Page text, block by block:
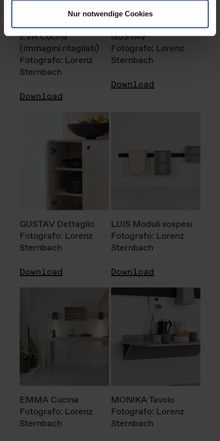
Nur notwendige Cookies
EVA Cucina
(Immagini ritagliati)
Fotografo: Lorenz
Sternbach
Download
GUSTAV
Fotografo: Lorenz
Sternbach
Download
GUSTAV Dettaglio
Fotografo: Lorenz
Sternbach
Download
LUIS Moduli sospesi
Fotografo: Lorenz
Sternbach
Download
EMMA Cucina
Fotografo: Lorenz
Sternbach
MONIKA Tavolo
Fotografo: Lorenz
Sternbach